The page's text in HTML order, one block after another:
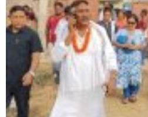
सिराहा-२ मा संजय यादव भिड्ने !